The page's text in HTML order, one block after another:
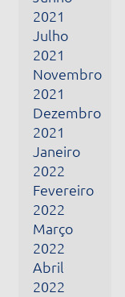
Março
2022
Abril
2022
Junho
2022
Julho
2022
Fevereiro
2024
Março
2024
Abril
2024
Maio
2024
Junho